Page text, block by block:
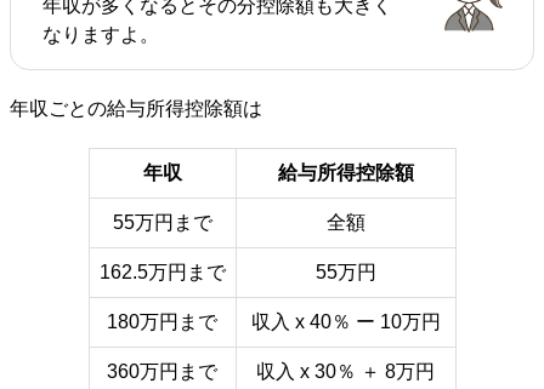
年収が多くなるとその分控除額も大きく
なりますよ。
年収ごとの給与所得控除額は
年収 給与所得控除額
55万円まで 全額
162.5万円まで 55万円
180万円まで 収入 x 40％ ー 10万円
360万円まで 収入 x 30％ ＋ 8万円